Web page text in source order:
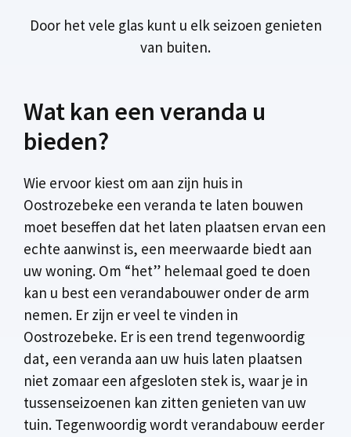
Door het vele glas kunt u elk seizoen genieten
van buiten.
Wat kan een veranda u
bieden?
Wie ervoor kiest om aan zijn huis in
Oostrozebeke een veranda te laten bouwen
moet beseffen dat het laten plaatsen ervan een
echte aanwinst is, een meerwaarde biedt aan
uw woning. Om “het” helemaal goed te doen
kan u best een verandabouwer onder de arm
nemen. Er zijn er veel te vinden in
Oostrozebeke. Er is een trend tegenwoordig
dat, een veranda aan uw huis laten plaatsen
niet zomaar een afgesloten stek is, waar je in
tussenseizoenen kan zitten genieten van uw
tuin. Tegenwoordig wordt verandabouw eerder